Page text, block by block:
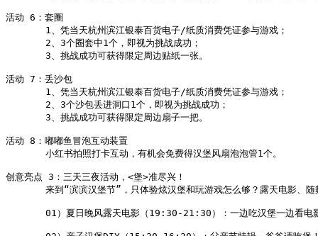
活动 6：套圈
1、凭当天杭州滨江银泰百货电子/纸质消费凭证参与游戏；
2、3个圈套中1个，即视为挑战成功；
3、挑战成功可获得限定周边贴纸一张。
活动 7：丢沙包
1、凭当天杭州滨江银泰百货电子/纸质消费凭证参与游戏；
2、3个沙包丢进洞口1个，即视为挑战成功；
3、挑战成功可获得限定周边扇子一把。
活动 8：嘟嘟鱼冒泡互动装置
       小红书拍照打卡互动，有机会免费得汉堡风扇泡泡管1个。
创意亮点 3：三天三夜活动，<堡>准尽兴！
来到“滨滨汉堡节”，只体验炫汉堡和玩游戏怎么够？露天电影、
01）夏日晚风露天电影（19:30-21:30）：一边吃汉堡一边看电